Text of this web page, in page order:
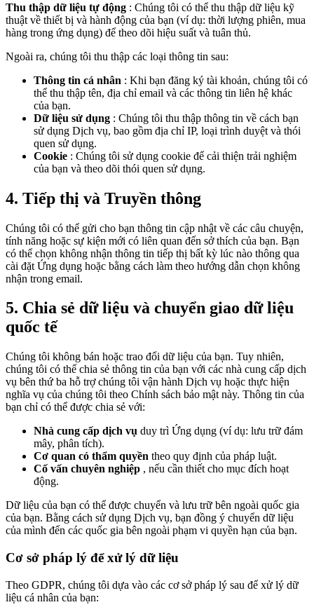
Thu thập dữ liệu tự động : Chúng tôi có thể thu thập dữ liệu kỹ
thuật về thiết bị và hành động của bạn (ví dụ: thời lượng phiên, mua
hàng trong ứng dụng) để theo dõi hiệu suất và tuân thủ.
Ngoài ra, chúng tôi thu thập các loại thông tin sau:
Thông tin cá nhân : Khi bạn đăng ký tài khoản, chúng tôi có
thể thu thập tên, địa chỉ email và các thông tin liên hệ khác
của bạn.
Dữ liệu sử dụng : Chúng tôi thu thập thông tin về cách bạn
sử dụng Dịch vụ, bao gồm địa chỉ IP, loại trình duyệt và thói
quen sử dụng.
Cookie : Chúng tôi sử dụng cookie để cải thiện trải nghiệm
của bạn và theo dõi thói quen sử dụng.
4. Tiếp thị và Truyền thông
Chúng tôi có thể gửi cho bạn thông tin cập nhật về các câu chuyện,
tính năng hoặc sự kiện mới có liên quan đến sở thích của bạn. Bạn
có thể chọn không nhận thông tin tiếp thị bất kỳ lúc nào thông qua
cài đặt Ứng dụng hoặc bằng cách làm theo hướng dẫn chọn không
nhận trong email.
5. Chia sẻ dữ liệu và chuyển giao dữ liệu
quốc tế
Chúng tôi không bán hoặc trao đổi dữ liệu của bạn. Tuy nhiên,
chúng tôi có thể chia sẻ thông tin của bạn với các nhà cung cấp dịch
vụ bên thứ ba hỗ trợ chúng tôi vận hành Dịch vụ hoặc thực hiện
nghĩa vụ của chúng tôi theo Chính sách bảo mật này. Thông tin của
bạn chỉ có thể được chia sẻ với:
Nhà cung cấp dịch vụ duy trì Ứng dụng (ví dụ: lưu trữ đám
mây, phân tích).
Cơ quan có thẩm quyền theo quy định của pháp luật.
Cố vấn chuyên nghiệp , nếu cần thiết cho mục đích hoạt
động.
Dữ liệu của bạn có thể được chuyển và lưu trữ bên ngoài quốc gia
của bạn. Bằng cách sử dụng Dịch vụ, bạn đồng ý chuyển dữ liệu
của mình đến các quốc gia bên ngoài phạm vi quyền hạn của bạn.
Cơ sở pháp lý để xử lý dữ liệu
Theo GDPR, chúng tôi dựa vào các cơ sở pháp lý sau để xử lý dữ
liệu cá nhân của bạn: